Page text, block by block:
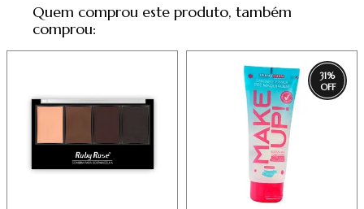
Quem comprou este produto, também
comprou:
31%